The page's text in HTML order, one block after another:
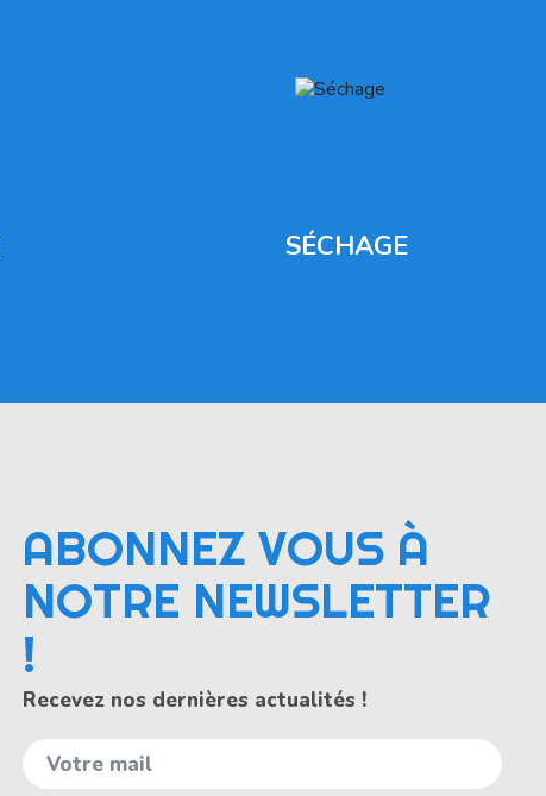
SÉCHAGE
ABONNEZ VOUS À
NOTRE NEWSLETTER
!
Recevez nos dernières actualités !